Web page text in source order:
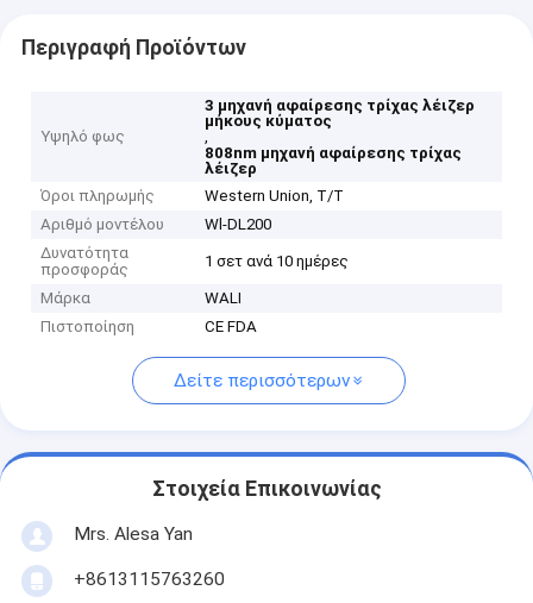
Περιγραφή Προϊόντων
Υψηλό φως
3 μηχανή αφαίρεσης τρίχας λέιζερ
μήκους κύματος
,
808nm μηχανή αφαίρεσης τρίχας
λέιζερ
Όροι πληρωμής
Western Union, T/T
Αριθμό μοντέλου
Wl-DL200
Δυνατότητα
προσφοράς
1 σετ ανά 10 ημέρες
Μάρκα
WALI
Πιστοποίηση
CE FDA
Δείτε περισσότερων
Στοιχεία Επικοινωνίας
Mrs. Alesa Yan
+8613115763260